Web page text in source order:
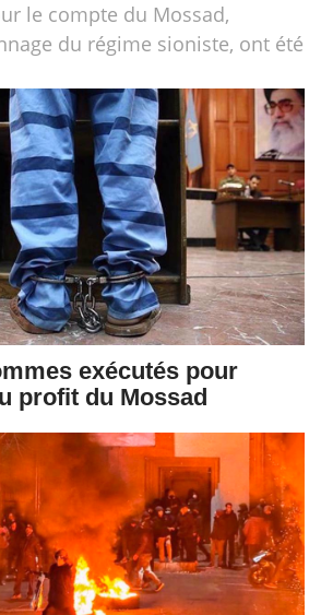
le compte du Mossad,
du régime sioniste, ont été
exécutés pour
profit du Mossad